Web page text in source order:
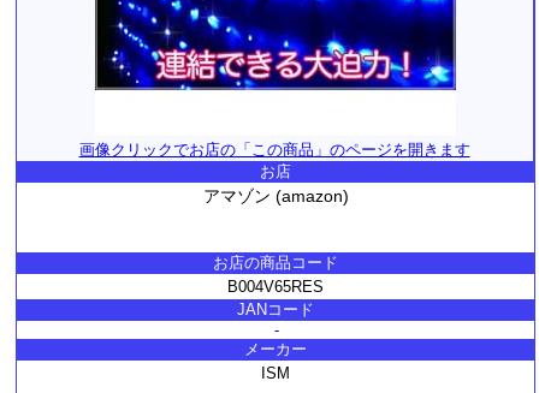
画像クリックでお店の「この商品」のページを開きます
お店
アマゾン (amazon)
お店の商品コード
B004V65RES
JANコード
-
メーカー
ISM